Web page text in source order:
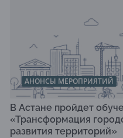
АНОНСЫ МЕРОПРИЯТИЙ
В Астане пройдет
«Трансформация
развития территорий»